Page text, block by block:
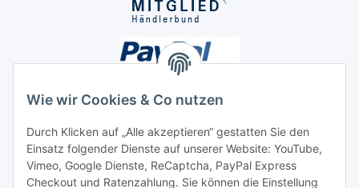
Wie wir Cookies & Co nutzen
Durch Klicken auf „Alle akzeptieren“ gestatten Sie den
Einsatz folgender Dienste auf unserer Website: YouTube,
Vimeo, Google Dienste, ReCaptcha, PayPal Express
Checkout und Ratenzahlung. Sie können die Einstellung
Unsere Seiten